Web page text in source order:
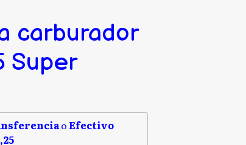
carburador
Super
o Efectivo